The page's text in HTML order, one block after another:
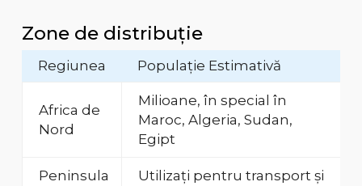
Zone de distribuție
Regiunea Populație Estimativă
Africa de
Nord
Milioane, în special în
Maroc, Algeria, Sudan,
Egipt
Peninsula
Utilizați pentru transport și